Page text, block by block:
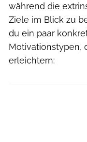
während die
Ziele im Blick zu
du ein paar
Motivationstypen,
erleichtern: